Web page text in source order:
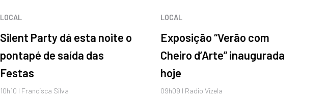
LOCAL
Silent Party dá esta noite o
pontapé de saída das
Festas
10h10 I Francisca Silva
LOCAL
Exposição “Verão com
Cheiro d’Arte” inaugurada
hoje
09h09 I Radio Vizela